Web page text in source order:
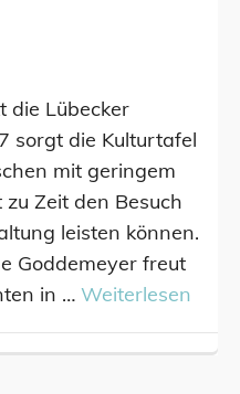
die Lübecker
sorgt die Kulturtafel
mit geringem
Zeit den Besuch
leisten können.
Goddemeyer freut
in … Weiterlesen